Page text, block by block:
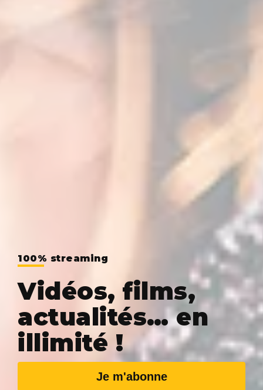
100% streaming
Vidéos, films,
actualités… en
illimité !
Je m'abonne